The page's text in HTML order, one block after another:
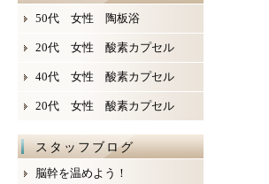
50代 女性 陶板浴
20代 女性 酸素カプセル
40代 女性 酸素カプセル
20代 女性 酸素カプセル
スタッフブログ
脳幹を温めよう！